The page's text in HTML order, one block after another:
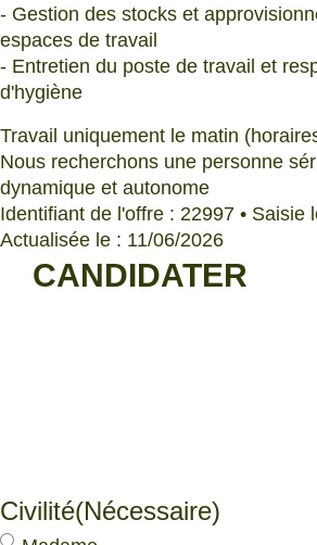
- Gestion des stocks et
espaces de travail
- Entretien du poste de travail et
d'hygiène
Travail uniquement le matin
Nous recherchons une personne
dynamique et autonome
Identifiant de l'offre : 22997 • Saisie
Actualisée le : 11/06/2026
CANDIDATER
Civilité(Nécessaire)